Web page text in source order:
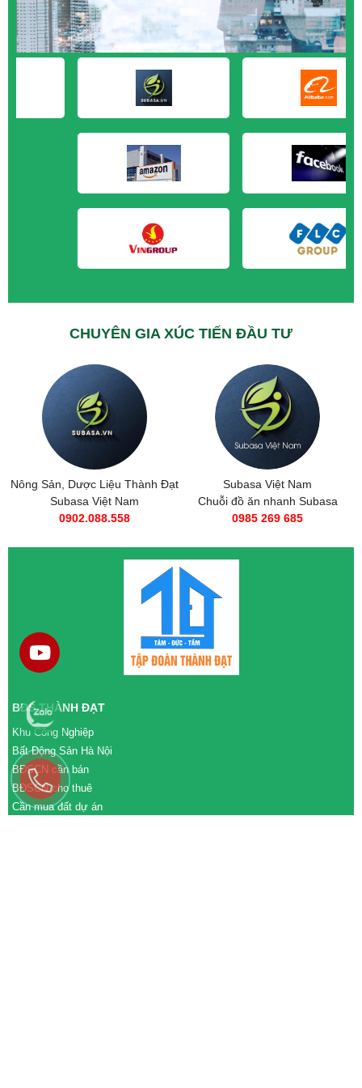
M&A CẦN MUA tại Kiên Giang
M&A CẦN MUA tại Long An
M&A CẦN MUA tại Sóc Trăng
M&A CẦN MUA tại Tây Ninh
M&A CẦN MUA tại Tiền Giang
M&A CẦN MUA tại Trà Vinh
M&A CẦN MUA tại Hưng Yên
M&A CẦN MUA tại Quảng Ninh
CHUYÊN GIA XÚC TIẾN ĐẦU TƯ
Nông Sản, Dược Liệu Thành Đạt
Subasa Việt Nam
0902.088.558
Subasa Việt Nam
Chuỗi đồ ăn nhanh Subasa
0985 269 685
BĐS THÀNH ĐẠT
Khu Công Nghiệp
Bất Động Sản Hà Nội
BĐSCN cần bán
BĐSCN cho thuê
Cần mua đất dự án